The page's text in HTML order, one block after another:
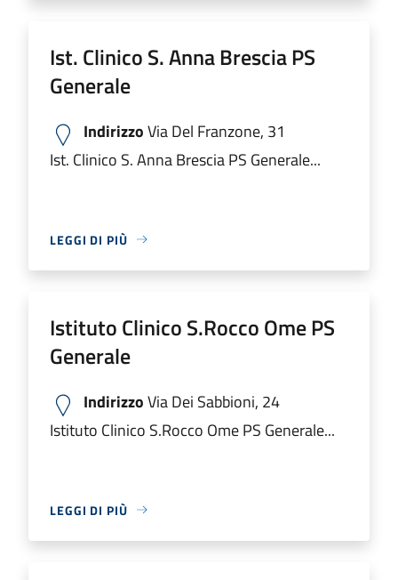
Ist. Clinico S. Anna Brescia PS
Generale
IndirizzoVia Del Franzone, 31
Ist. Clinico S. Anna Brescia PS Generale...
LEGGI DI PIÙ
Istituto Clinico S.Rocco Ome PS
Generale
IndirizzoVia Dei Sabbioni, 24
Istituto Clinico S.Rocco Ome PS Generale...
LEGGI DI PIÙ